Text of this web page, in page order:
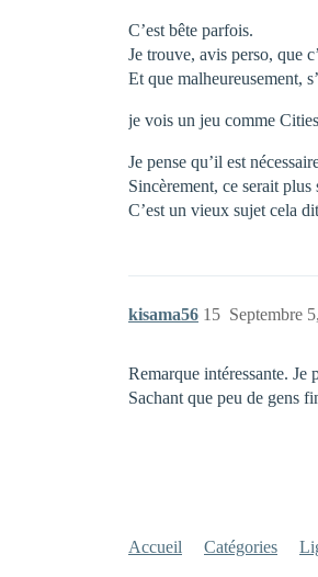
C’est bête parfois.
Je trouve, avis perso, que
Et que malheureusement,
je vois un jeu comme
Je pense qu’il est
Sincèrement, ce serait plus
C’est un vieux sujet cela
kisama56 Septembre
15
Remarque intéressante. Je
Sachant que peu de gens
Accueil Catégories